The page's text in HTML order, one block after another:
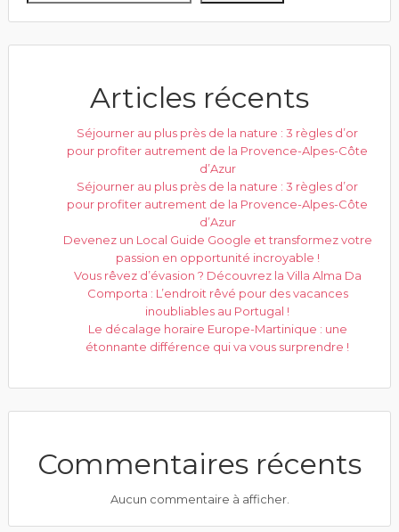
Articles récents
Séjourner au plus près de la nature : 3 règles d’or
pour profiter autrement de la Provence-Alpes-Côte
d’Azur
Séjourner au plus près de la nature : 3 règles d’or
pour profiter autrement de la Provence-Alpes-Côte
d’Azur
Devenez un Local Guide Google et transformez votre
passion en opportunité incroyable !
Vous rêvez d’évasion ? Découvrez la Villa Alma Da
Comporta : L’endroit rêvé pour des vacances
inoubliables au Portugal !
Le décalage horaire Europe-Martinique : une
étonnante différence qui va vous surprendre !
Commentaires récents
Aucun commentaire à afficher.